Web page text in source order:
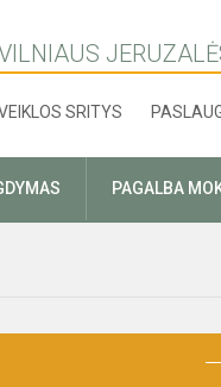
SRITYS
PAGALBA